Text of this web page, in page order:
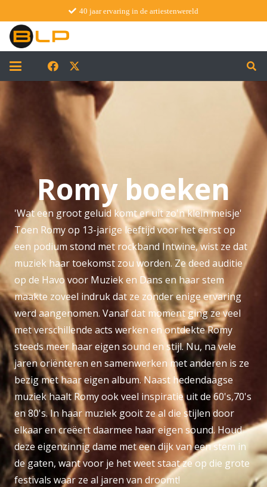
40 jaar ervaring in de artiestenwereld
Romy boeken
'Wat een groot geluid komt er uit zo'n klein meisje'
Toen Romy op 13-jarige leeftijd voor het eerst op
een podium stond met rockband Intwine, wist ze dat
muziek haar toekomst zou worden. Ze deed auditie
op de Havo voor Muziek en Dans en haar stem
maakte zoveel indruk dat ze zonder enige ervaring
werd aangenomen. Vanaf dat moment ging ze veel
met verschillende acts werken en ontdekte Romy
steeds meer haar eigen sound en stijl. Nu, na vele
jaren oriënteren en samenwerken met anderen is ze
bezig met haar eigen album. Naast hedendaagse
muziek haalt Romy ook veel inspiratie uit de 60's,70's
en 80's. In haar muziek gooit ze al die stijlen door
elkaar en creëert daarmee haar eigen sound. Houd
deze eigenzinnig dame met een dijk van een stem in
de gaten, want voor je het weet staat ze op die grote
festivals waar ze al jaren van droomt!